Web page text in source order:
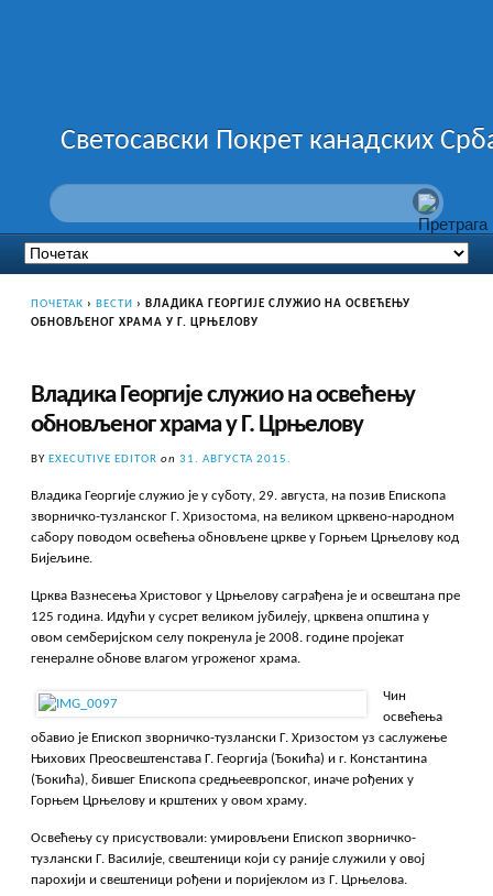
Светосавски Покрет канадских
ПОЧЕТАК › ВЕСТИ › ВЛАДИКА ГЕОРГИЈЕ СЛУЖИО НА ОСВЕЋЕЊУ
ОБНОВЉЕНОГ ХРАМА У Г. ЦРЊЕЛОВУ
Владика Георгије служио на освећењу
обновљеног храма у Г. Црњелову
BYEXECUTIVE EDITOR on 31. АВГУСТА 2015.
Владика Георгије служио је у суботу, 29. августа, на позив Епископа
зворничко-тузланског Г. Хризостома, на великом црквено-народном
сабору поводом освећења обновљене цркве у Горњем Црњелову код
Бијељине.
Црква Вазнесења Христовог у Црњелову саграђена је и освештана пре
125 година. Идући у сусрет великом јубилеју, црквена општина у
овом семберијском селу покренула је 2008. године пројекат
генералне обнове влагом угроженог храма.
Чин
освећења
обавио је Епископ зворничко-тузлански Г. Хризостом уз саслужење
Њихових Преосвештенстава Г. Георгија (Ђокића) и г. Константина
(Ђокића), бившег Епископа средњеевропског, иначе рођених у
Горњем Црњелову и крштених у овом храму.
Освећењу су присуствовали: умировљени Епископ зворничко-
тузлански Г. Василије, свештеници који су раније служили у овој
парохији и свештеници рођени и поријеклом из Г. Црњелова.